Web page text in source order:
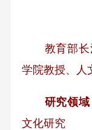
教育部
学院教授、人
研究领域
文化研究